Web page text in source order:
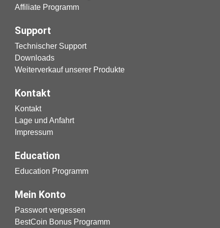
Affiliate Programm
Support
Technischer Support
Downloads
Weiterverkauf unserer Produkte
Kontakt
Kontakt
Lage und Anfahrt
Impressum
Education
Education Programm
Mein Konto
Passwort vergessen
BestCoin Bonus Programm